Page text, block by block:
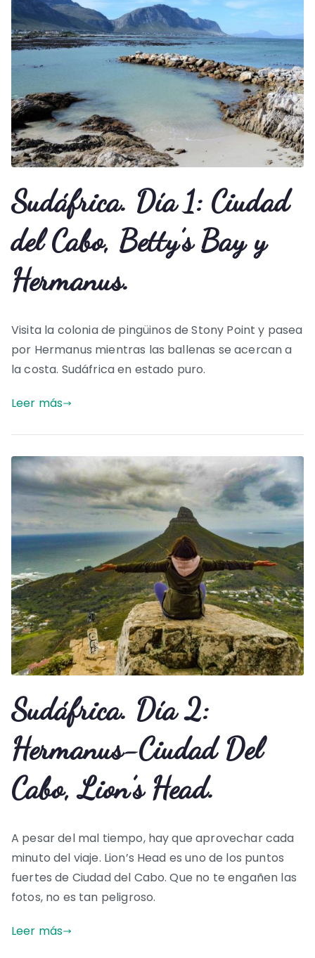
Sudáfrica. Día 1: Ciudad
del Cabo, Betty’s Bay y
Hermanus.
Visita la colonia de pingüinos de Stony Point y pasea
por Hermanus mientras las ballenas se acercan a
la costa. Sudáfrica en estado puro.
Leer más
Sudáfrica. Día 2:
Hermanus-Ciudad Del
Cabo, Lion’s Head.
A pesar del mal tiempo, hay que aprovechar cada
minuto del viaje. Lion’s Head es uno de los puntos
fuertes de Ciudad del Cabo. Que no te engañen las
fotos, no es tan peligroso.
Leer más